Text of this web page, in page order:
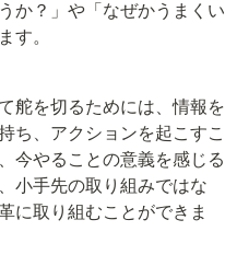
か？」や「なぜかうまくい
す。
舵を切るためには、情報を
ち、アクションを起こすこ
今やることの意義を感じる
小手先の取り組みではな
に取り組むことができま